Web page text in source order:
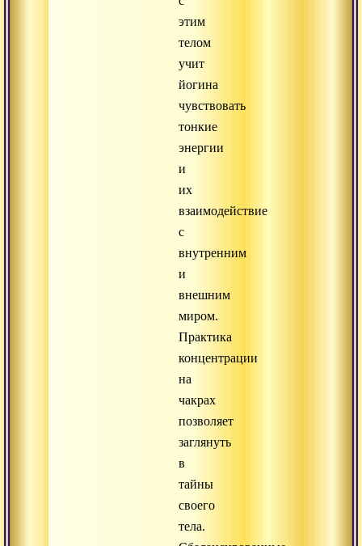
этим
телом
учит
йогина
чувствовать
тонкие
энергии
и
их
взаимодействие
с
внутренним
и
внешним
миром.
Практика
концентрации
на
чакрах
позволяет
заглянуть
в
тайны
своего
тела.